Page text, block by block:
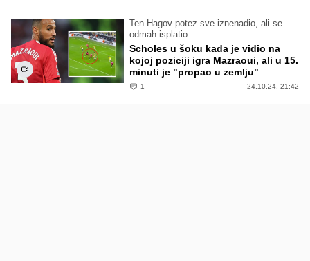
Ten Hagov potez sve iznenadio, ali se
odmah isplatio
Scholes u šoku kada je vidio na
kojoj poziciji igra Mazraoui, ali u 15.
minuti je "propao u zemlju"
1 24.10.24. 21:42